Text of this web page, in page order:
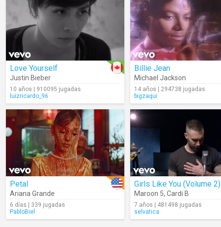
Love Yourself
Justin Bieber
10 años | 910095 jugadas
luizricardo_96
Billie Jean
Michael Jackson
14 años | 294738 jugadas
bigzaqui
Petal
Ariana Grande
6 días | 339 jugadas
PabloBiel
Girls Like You (Volume 2)
Maroon 5, Cardi B
7 años | 481498 jugadas
selvatica